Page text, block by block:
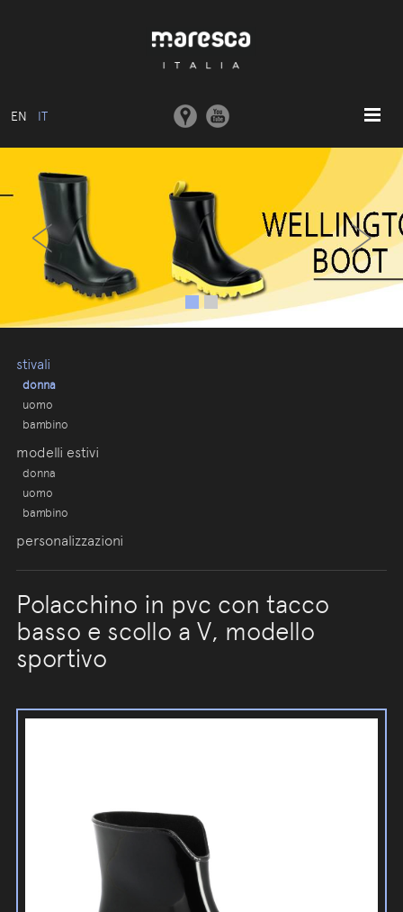
EN IT
ABOUT US
MODELLI BASE
COLLEZIONI
STAMPI E MACCHINARI
COMUNICAZIONE
‹ ›
stivali
donna
uomo
bambino
modelli estivi
donna
uomo
bambino
personalizzazioni
Polacchino in pvc con tacco
basso e scollo a V, modello
sportivo